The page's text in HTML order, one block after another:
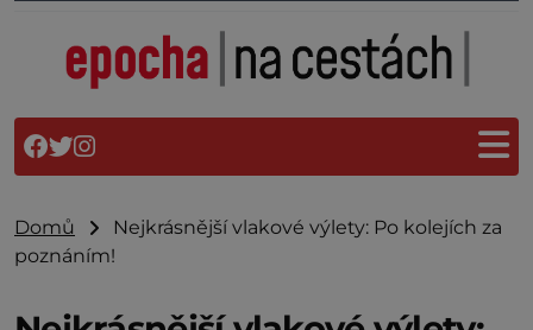
Domů
Nejkrásnější vlakové výlety: Po kolejích za
poznáním!